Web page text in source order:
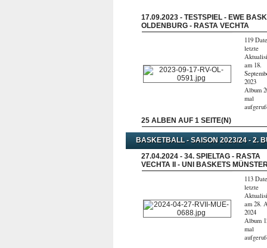
17.09.2023 - TESTSPIEL - EWE
OLDENBURG - RASTA VECHTA
119
letzte
am 18.
2023
Album
mal
25 ALBEN AUF 1 SEITE(N)
BASKETBALL - SAISON 2023/24 - 2.
27.04.2024 - 34. SPIELTAG - RASTA
VECHTA II - UNI BASKETS
113
letzte
am 28.
2024
Album
mal